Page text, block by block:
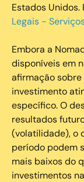
Estados Unidos.
Legais -
Embora a
disponíveis em
afirmação
investimento
específico. O
resultados
(volatilidade), o
período podem
mais baixos do
investimentos